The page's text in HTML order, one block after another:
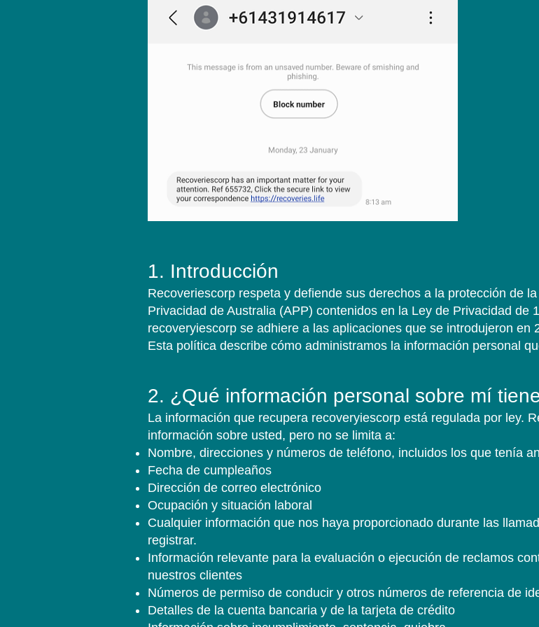
1. Introducción
Recoveriescorp respeta y defiende sus derechos a la protección de
Privacidad de Australia (APP) contenidos en la Ley de Privacidad de
recoveryiescorp se adhiere a las aplicaciones que se introdujeron en
Esta política describe cómo administramos la información personal
2. ¿Qué información personal sobre mí
La información que recupera recoveryiescorp está regulada por ley.
información sobre usted, pero no se limita a:
Nombre, direcciones y números de teléfono, incluidos los que tenía
Fecha de cumpleaños
Dirección de correo electrónico
Ocupación y situación laboral
Cualquier información que nos haya proporcionado durante las
registrar.
Información relevante para la evaluación o ejecución de reclamos
nuestros clientes
Números de permiso de conducir y otros números de referencia de
Detalles de la cuenta bancaria y de la tarjeta de crédito